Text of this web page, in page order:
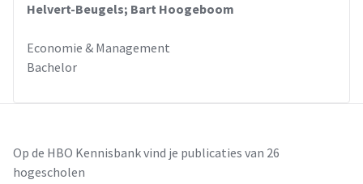
Helvert-Beugels; Bart Hoogeboom
Economie & Management
Bachelor
Op de HBO Kennisbank vind je publicaties van 26
hogescholen